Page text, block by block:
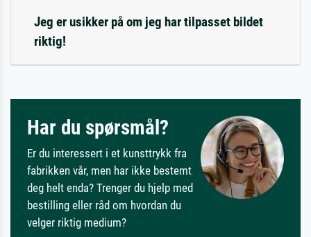
Jeg er usikker på om jeg har tilpasset bildet
riktig!
Har du spørsmål?
Er du interessert i et kunsttrykk fra
fabrikken vår, men har ikke bestemt
deg helt enda? Trenger du hjelp med
bestilling eller råd om hvordan du
velger riktig medium?